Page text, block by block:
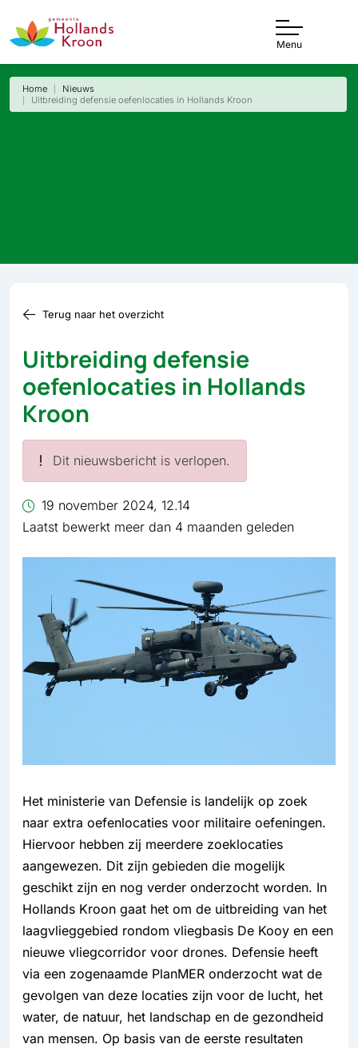
Menu
Home
Nieuws
Uitbreiding defensie oefenlocaties in Hollands Kroon
Terug naar het overzicht
Uitbreiding defensie
oefenlocaties in Hollands
Kroon
Dit nieuwsbericht is verlopen.
19 november 2024, 12.14
Laatst bewerkt meer dan 4 maanden geleden
Het ministerie van Defensie is landelijk op zoek
naar extra oefenlocaties voor militaire oefeningen.
Hiervoor hebben zij meerdere zoeklocaties
aangewezen. Dit zijn gebieden die mogelijk
geschikt zijn en nog verder onderzocht worden. In
Hollands Kroon gaat het om de uitbreiding van het
laagvlieggebied rondom vliegbasis De Kooy en een
nieuwe vliegcorridor voor drones. Defensie heeft
via een zogenaamde PlanMER onderzocht wat de
gevolgen van deze locaties zijn voor de lucht, het
water, de natuur, het landschap en de gezondheid
van mensen. Op basis van de eerste resultaten